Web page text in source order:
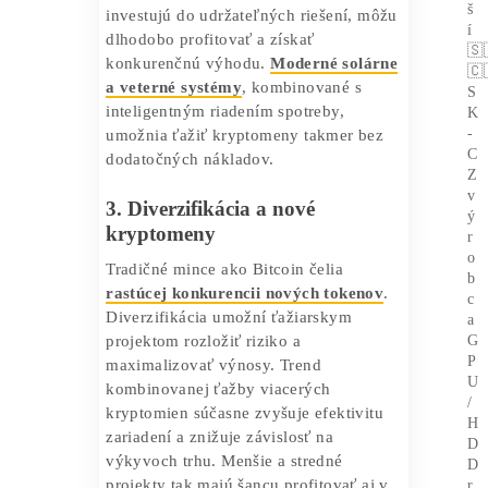
2. Energetická efektivita a
ekologické riešenia
Spotreba energie je pre ťažbu
kryptomien stále zásadný problém. Rok
2025 prinesie posun k zeleným
riešeniam, ako sú obnoviteľné zdroje,
systémy. Ekologický prístup sa stáva
nielen etickým trendom, ale aj
ekonomickou nevyhnutnosťou, pretože
náklady na elektrinu rastú. Tí, ktorí
investujú do udržateľných riešení, môžu
dlhodobo profitovať a získať
konkurenčnú výhodu.Moderné solárne
a veterné systémy, kombinované s
inteligentným riadením spotreby,
umožnia ťažiť kryptomeny takmer bez
dodatočných nákladov.